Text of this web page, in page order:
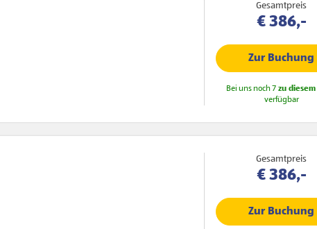
Gesamtpreis
€ 386,-
Zur Buchung
Bei uns noch 7 zu diesem
verfügbar
Gesamtpreis
€ 386,-
Zur Buchung